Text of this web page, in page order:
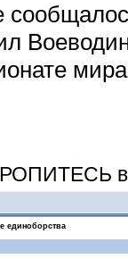
единоборства